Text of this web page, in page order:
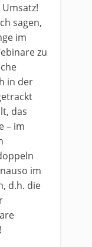
sagen,
im
zu
in der
das
– im
im
d.h. die